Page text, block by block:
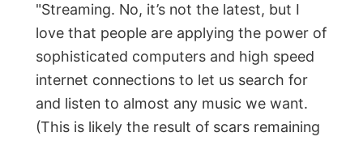
"Streaming. No, it’s not the latest, but I
love that people are applying the power of
sophisticated computers and high speed
internet connections to let us search for
and listen to almost any music we want.
(This is likely the result of scars remaining